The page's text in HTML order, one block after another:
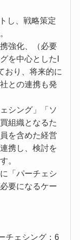
し、戦略策定
強化、（必要
を中心としたI
おり、将来的に
との連携も発
シング」「ソ
組織となるた
を含めた経営
携し、検討を
。
「パーチェシ
要になるケー
チェシング：6